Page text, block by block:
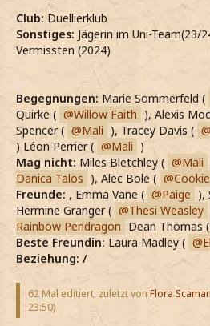
Club: Duellierklub
Sonstiges: Jägerin im Uni-Team(23/
Vermissten (2024)
Begegnungen: Marie Sommerfeld (
Quirke (
Willow Faith ), Alexis
Spencer (
Mali ), Tracey Davis (
) Léon Perrier (
Mali )
Mag nicht: Miles Bletchley ( Mali
Danica Talos ), Alec Bole ( Cookie
Freunde: , Emma Vane ( Paige ),
Hermine Granger (
Thesi Weasley
Rainbow Pendragon Dean Thomas (
Beste Freundin: Laura Madley (
Beziehung: /
62 Mal editiert, zuletzt von Flora
23:50)